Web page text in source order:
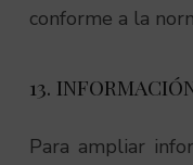
conforme a la
13.
Para ampliar